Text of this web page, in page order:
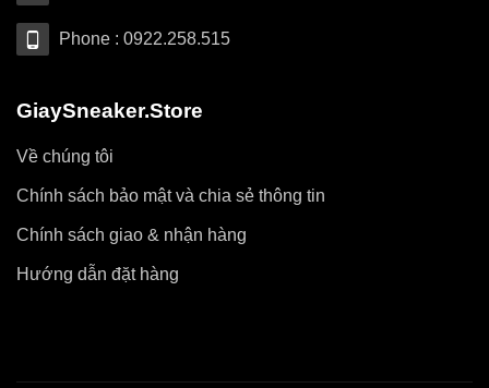
Phone : 0922.258.515
GiaySneaker.Store
Về chúng tôi
Chính sách bảo mật và chia sẻ thông tin
Chính sách giao & nhận hàng
Hướng dẫn đặt hàng